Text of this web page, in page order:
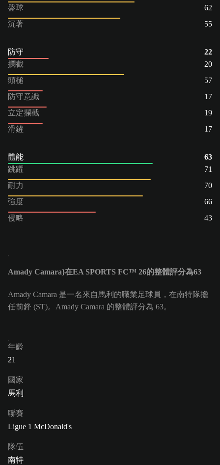
盤球
62
沉著
55
防守
22
攔截
20
頭槌
57
防守意識
17
立定攔截
19
滑鏟
17
體能
63
跳躍
71
耐力
70
強度
66
侵略
43
Amady Camara}在EA SPORTS FC™ 26的整體評分為63
Amady Camara 是一名來自馬利的職業足球員，在南特隊擔
任前鋒 (ST)。Amady Camara 的整體評分為 63。
年齡
21
國家
馬利
聯賽
Ligue 1 McDonald's
隊伍
南特